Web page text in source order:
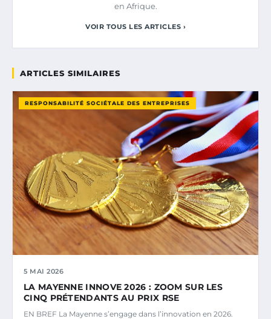
en Afrique.
VOIR TOUS LES ARTICLES ›
ARTICLES SIMILAIRES
RESPONSABILITÉ SOCIÉTALE DES ENTREPRISES
5 MAI 2026
LA MAYENNE INNOVE 2026 : ZOOM SUR LES
CINQ PRÉTENDANTS AU PRIX RSE
EN BREF La Mayenne s’engage dans l’innovation en 2026.